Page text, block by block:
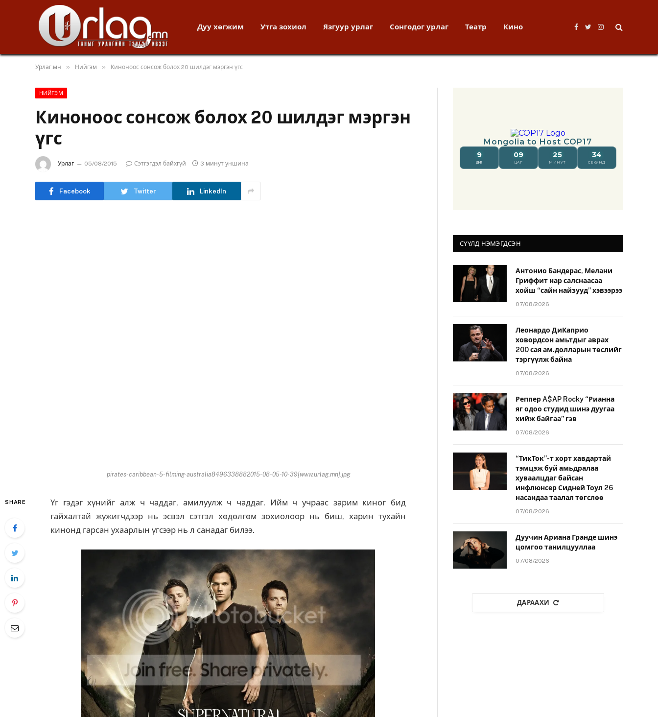
Дуу хөгжим Утга зохиол Язгуур урлаг Сонгодог урлаг Театр Кино
Facebook
TwitterInstagram
Урлаг.мн » Нийгэм » Киноноос сонсож болох 20 шилдэг мэргэн үгс
НИЙГЭМ
Киноноос сонсож болох 20 шилдэг мэргэн
үгс
Урлаг 05/08/2015 Сэтгэгдэл байхгүй 3 минут уншина
Facebook Twitter LinkedIn
pirates-caribbean-5-filming-australia8496338882015-08-05-10-39[www.urlag.mn].jpg
SHARE
Үг гэдэг хүнийг алж ч чаддаг, амилуулж ч чаддаг. Ийм ч учраас зарим киног бид
гайхалтай жүжигчдээр нь эсвэл сэтгэл хөдөлгөм зохиолоор нь биш, харин тухайн
кинонд гарсан ухаарлын үгсээр нь л санадаг билээ.
СҮҮЛД НЭМЭГДСЭН
Антонио Бандерас, Мелани
Гриффит нар салснаасаа
хойш “сайн найзууд” хэвээрээ
07/08/2026
Леонардо ДиКаприо
ховордсон амьтдыг аврах
200 сая ам.долларын төслийг
тэргүүлж байна
07/08/2026
Реппер A$AP Rocky “Рианна
яг одоо студид шинэ дуугаа
хийж байгаа” гэв
07/08/2026
“ТикТок”-т хорт хавдартай
тэмцэж буй амьдралаа
хуваалцдаг байсан
инфлюнсер Сидней Тоул 26
насандаа таалал төгслөө
07/08/2026
Дуучин Ариана Гранде шинэ
цомгоо танилцууллаа
07/08/2026
ДАРААХИ